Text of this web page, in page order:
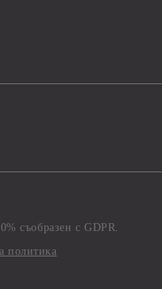
съобразен с GDPR.
политика